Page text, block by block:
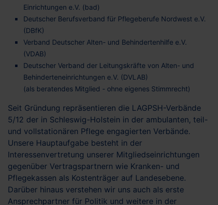
Einrichtungen e.V. (bad)
Deutscher Berufsverband für Pflegeberufe Nordwest e.V.
(DBfK)
Verband Deutscher Alten- und Behindertenhilfe e.V.
(VDAB)
Deutscher Verband der Leitungskräfte von Alten- und
Behinderteneinrichtungen e.V. (DVLAB)
(als beratendes Mitglied - ohne eigenes Stimmrecht)
Seit Gründung repräsentieren die LAGPSH-Verbände
5/12 der in Schleswig-Holstein in der ambulanten, teil-
und vollstationären Pflege engagierten Verbände.
Unsere Hauptaufgabe besteht in der
Interessenvertretung unserer Mitgliedseinrichtungen
gegenüber Vertragspartnern wie Kranken- und
Pflegekassen als Kostenträger auf Landesebene.
Darüber hinaus verstehen wir uns auch als erste
Ansprechpartner für Politik und weitere in der